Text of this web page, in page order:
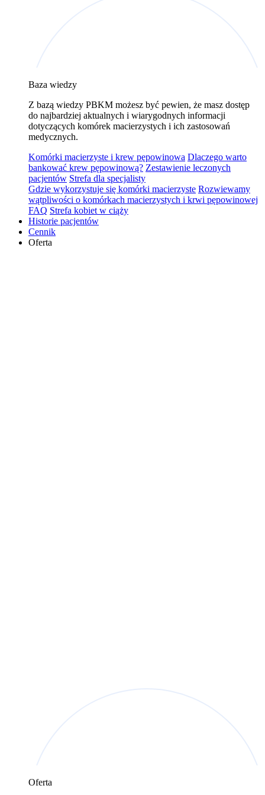
Baza wiedzy
Z bazą wiedzy PBKM możesz być pewien, że masz dostęp
do najbardziej aktualnych i wiarygodnych informacji
dotyczących komórek macierzystych i ich zastosowań
medycznych.
Komórki macierzyste i krew pępowinowa Dlaczego warto
bankować krew pępowinową? Zestawienie leczonych
pacjentów Strefa dla specjalisty
Gdzie wykorzystuje się komórki macierzyste Rozwiewamy
wątpliwości o komórkach macierzystych i krwi pępowinowej
FAQ Strefa kobiet w ciąży
Historie pacjentów
Cennik
Oferta
Oferta